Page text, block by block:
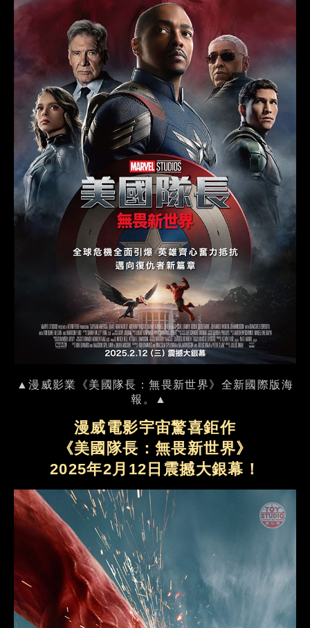
▲漫威影業《美國隊長：無畏新世界》全新國際版海
報。▲
漫威電影宇宙驚喜鉅作
《美國隊長：無畏新世界》
2025年2月12日震撼大銀幕！